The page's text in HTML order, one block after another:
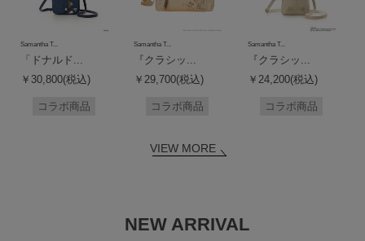
Samantha T...
「ドナルド...
￥30,800(税込)
コラボ商品
Samantha T...
『クラシッ...
￥29,700(税込)
コラボ商品
Samantha T...
『クラシッ...
￥24,200(税込)
コラボ商品
VIEW MORE
NEW ARRIVAL